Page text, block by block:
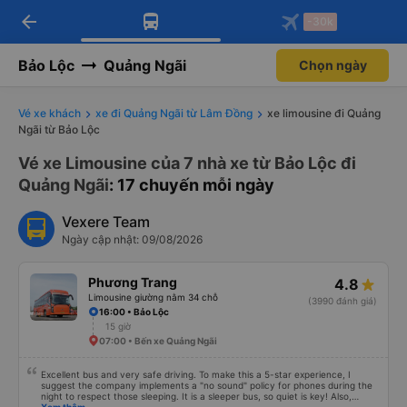
Tải app Vexere ngay!
Nhận ưu đãi thành viên độc
Mở app
Tải app Vexere
-30k/ghế khi đặt vé máy bay qua
Mở app
arrow_back -30k
Bảo Lộc Quảng Ngãi Chọn ngày
Vé xe khách xe đi Quảng Ngãi từ Lâm Đồng
xe limousine đi Quảng
Ngãi từ Bảo Lộc
Vé xe Limousine của 7 nhà xe từ Bảo Lộc đi
Quảng Ngãi: 17 chuyến mỗi ngày
Vexere Team
Ngày cập nhật: 09/08/2026
Phương Trang
Limousine giường nằm 34 chỗ
4.8
(3990 đánh giá)
16:00 • Bảo Lộc
15 giờ
07:00 • Bến xe Quảng Ngãi
Excellent bus and very safe driving. To make this a 5-star experience, I
suggest the company implements a "no sound" policy for phones during the
night to respect those sleeping. It is a sleeper bus, so quiet is key! Also,